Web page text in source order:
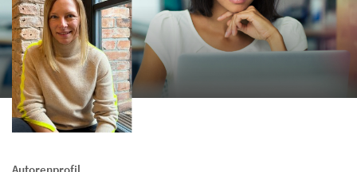
Autorenprofil